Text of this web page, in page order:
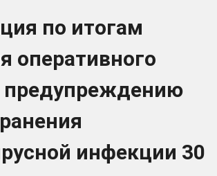
по итогам
оперативного
предупреждению
инфекции 30